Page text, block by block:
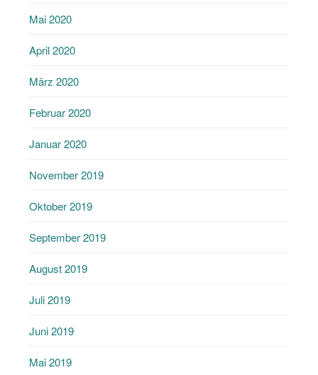
Mai 2020
April 2020
März 2020
Februar 2020
Januar 2020
November 2019
Oktober 2019
September 2019
August 2019
Juli 2019
Juni 2019
Mai 2019